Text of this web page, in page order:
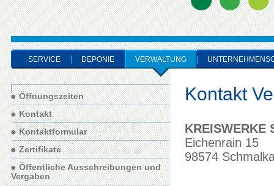
SERVICE DEPONIE VERWALTUNG
Kontakt
Eichenrain 15
98574
Öffnungszeiten
Kontakt
Kontaktformular
Zertifikate
Öffentliche Ausschreibungen und
Vergaben